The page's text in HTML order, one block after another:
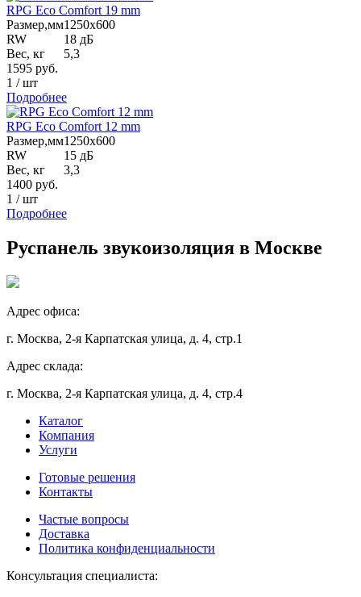
RPG Eco Comfort 19 mm
Размер,мм1250х600
RW
18 дБ
Вес, кг
5,3
1595 руб.
1 /шт
Подробнее
RPG Eco Comfort 12 mm
Размер,мм1250х600
RW
15 дБ
Вес, кг
3,3
1400 руб.
1 /шт
Подробнее
Руспанель звукоизоляция в Москве
Адрес офиса:
г. Москва, 2-я Карпатская улица, д. 4, стр.1
Адрес склада:
г. Москва, 2-я Карпатская улица, д. 4, стр.4
Каталог
Компания
Услуги
Готовые решения
Контакты
Частые вопросы
Доставка
Политика конфиденциальности
Консультация специалиста: